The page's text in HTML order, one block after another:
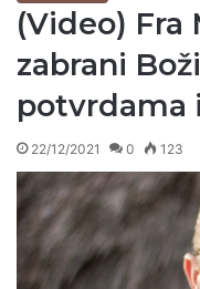
(Video) Fra
zabrani
potvrdama
22/12/2021 0 123